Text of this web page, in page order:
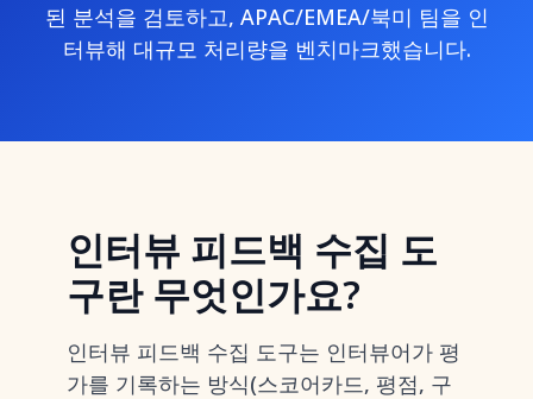
된 분석을 검토하고, APAC/EMEA/북미 팀을 인
터뷰해 대규모 처리량을 벤치마크했습니다.
인터뷰 피드백 수집 도
구란 무엇인가요?
인터뷰 피드백 수집 도구는 인터뷰어가 평
가를 기록하는 방식(스코어카드, 평점, 구